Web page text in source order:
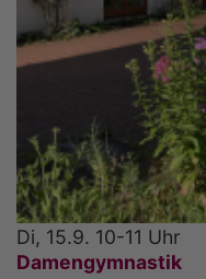
Di, 15.9. 10-11 Uhr
Damengymnastik